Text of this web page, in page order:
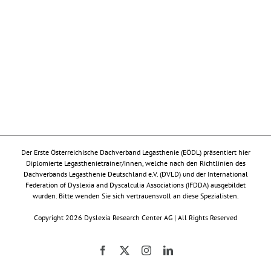
Der Erste Österreichische Dachverband Legasthenie (EÖDL) präsentiert hier
Diplomierte Legasthenietrainer/innen, welche nach den Richtlinien des
Dachverbands Legasthenie Deutschland e.V. (DVLD) und der International
Federation of Dyslexia and Dyscalculia Associations (IFDDA) ausgebildet
wurden. Bitte wenden Sie sich vertrauensvoll an diese Spezialisten.
Copyright 2026 Dyslexia Research Center AG | All Rights Reserved
Facebook InstagramLinkedIn